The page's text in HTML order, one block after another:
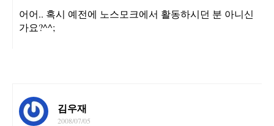
어어.. 혹시 예전에 노스모크에서 활동하시던 분 아니신
가요?^^;
김우재
2008/07/05